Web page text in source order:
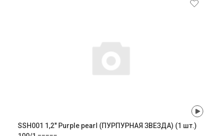
SSH001 1,2" Purple pearl (ПУРПУРНАЯ ЗВЕЗДА) (1 шт.)